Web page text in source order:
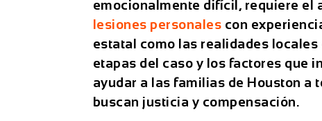
emocionalmente difícil, requiere el
lesiones personales con
estatal como las realidades
etapas del caso y los factores que
ayudar a las familias de Houston
buscan justicia y compensación.